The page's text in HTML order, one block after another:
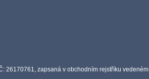
26170761, zapsaná v obchodním rejstříku vedeném